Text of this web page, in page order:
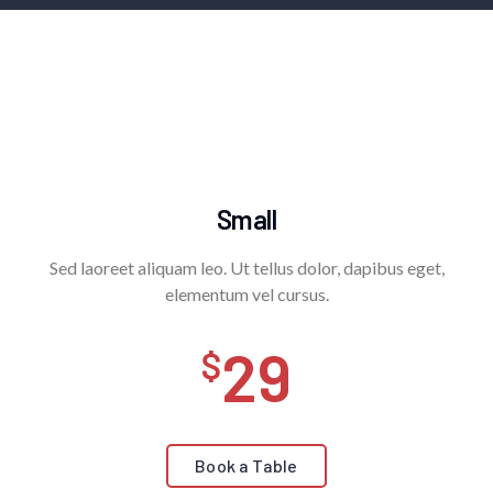
Small
Sed laoreet aliquam leo. Ut tellus dolor, dapibus eget,
elementum vel cursus.
29
Book a Table